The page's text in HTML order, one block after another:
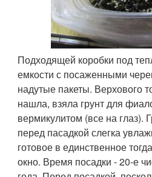
Подходящей коробки под
емкости с посаженными
надутые пакеты. Верхового
нашла, взяла грунт для
вермикулитом (все на глаз).
перед пасадкой слегка
готовое в единственное
окно. Время посадки - 20-е